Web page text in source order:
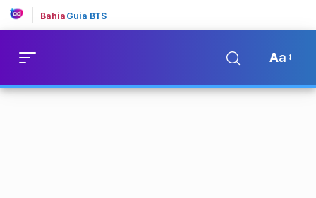
Bahia Guia BTS
Aa